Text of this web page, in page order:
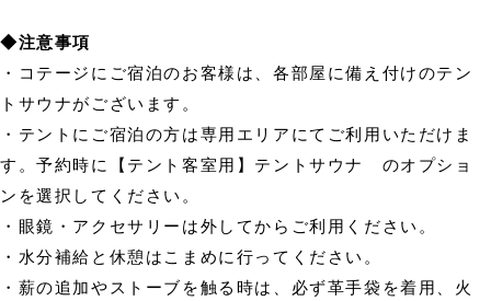
◆注意事項
・コテージにご宿泊のお客様は、各部屋に備え付けのテン
トサウナがございます。
・テントにご宿泊の方は専用エリアにてご利用いただけま
す。予約時に【テント客室用】テントサウナ のオプショ
ンを選択してください。
・眼鏡・アクセサリーは外してからご利用ください。
・水分補給と休憩はこまめに行ってください。
・薪の追加やストーブを触る時は、必ず革手袋を着用、火